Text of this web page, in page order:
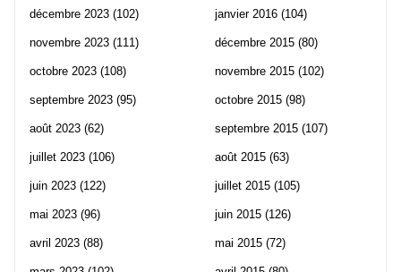
décembre 2023 (102)
novembre 2023 (111)
octobre 2023 (108)
septembre 2023 (95)
août 2023 (62)
juillet 2023 (106)
juin 2023 (122)
mai 2023 (96)
avril 2023 (88)
janvier 2016 (104)
décembre 2015 (80)
novembre 2015 (102)
octobre 2015 (98)
septembre 2015 (107)
août 2015 (63)
juillet 2015 (105)
juin 2015 (126)
mai 2015 (72)